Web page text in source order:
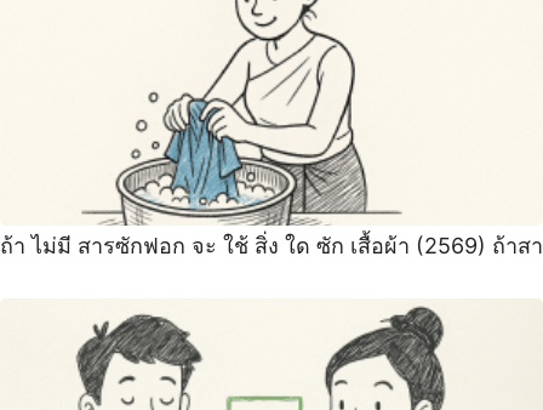
ถ้า ไม่มี สารซักฟอก จะ ใช้ สิ่ง ใด ซัก เสื้อผ้า (2569) ถ้าสา